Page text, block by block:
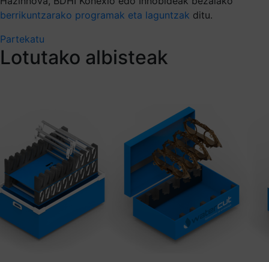
berrikuntzarako programak eta laguntzak ditu.
Partekatu
Lotutako albisteak